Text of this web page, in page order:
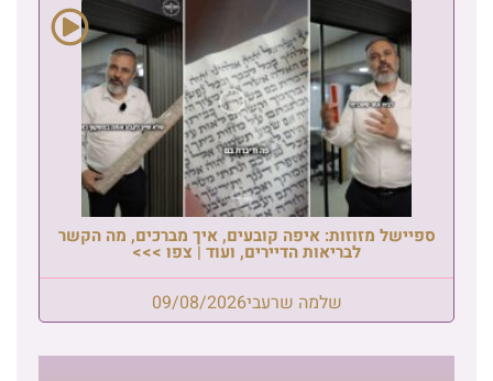
ספיישל מזוזות: איפה קובעים, איך מברכים, מה הקשר
לבריאות הדיירים, ועוד | צפו >>>
שלמה שרעבי09/08/2026